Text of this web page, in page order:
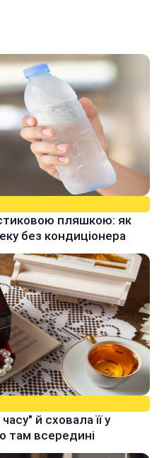
пляшкою: як
без кондиціонера
й сховала її у
там всередині